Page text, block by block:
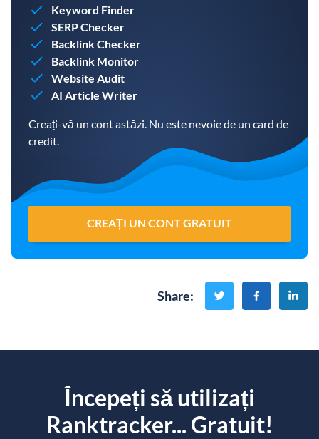
Keyword Finder
SERP Checker
Backlink Checker
Backlink Monitor
Website Audit
AI Article Writer
Creați-vă un cont astăzi. Nu este nevoie de un card de
credit.
CREAȚI UN CONT GRATUIT
Share:
Începeți să utilizați
Ranktracker... Gratuit!